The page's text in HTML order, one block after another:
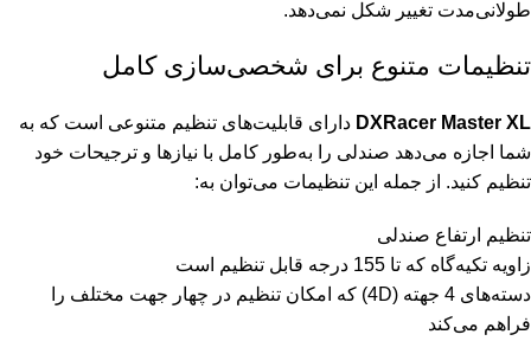
طولانی‌مدت تغییر شکل نمی‌دهد.
تنظیمات متنوع برای شخصی‌سازی کامل
DXRacer Master XL دارای قابلیت‌های تنظیم متنوعی است که به
شما اجازه می‌دهد صندلی را به‌طور کامل با نیازها و ترجیحات خود
تنظیم کنید. از جمله این تنظیمات می‌توان به:
تنظیم ارتفاع صندلی
زاویه تکیه‌گاه که تا 155 درجه قابل تنظیم است
دسته‌های 4 جهته (4D) که امکان تنظیم در چهار جهت مختلف را
فراهم می‌کند